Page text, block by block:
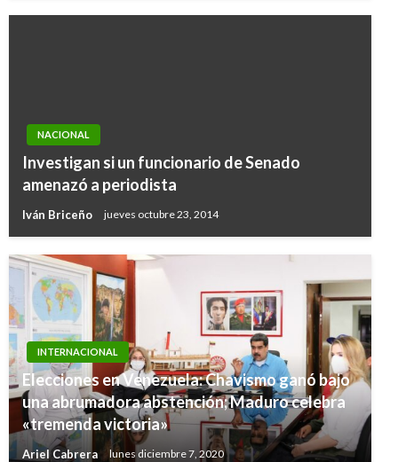
NACIONAL
Investigan si un funcionario de Senado
amenazó a periodista
Iván Briceño jueves octubre 23, 2014
INTERNACIONAL
Elecciones en Venezuela: Chavismo ganó bajo
una abrumadora abstención; Maduro celebra
«tremenda victoria»
Ariel Cabrera lunes diciembre 7, 2020